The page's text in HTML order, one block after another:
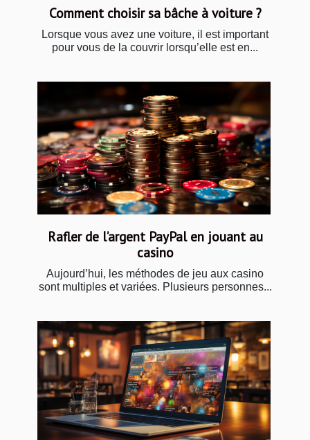
Comment choisir sa bâche à voiture ?
Lorsque vous avez une voiture, il est important
pour vous de la couvrir lorsqu’elle est en...
Rafler de l’argent PayPal en jouant au
casino
Aujourd’hui, les méthodes de jeu aux casino
sont multiples et variées. Plusieurs personnes...